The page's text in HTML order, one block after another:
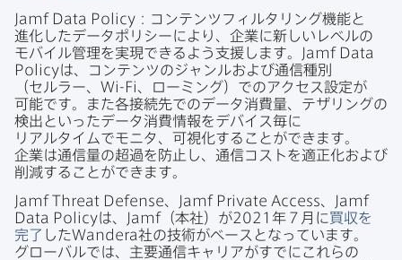
Jamf Data Policy ：コンテンツフィルタリング機能と​
進化した​データポリシーに​より、​企業に​新しい​レベルの​
モバイル管理を​実現できるよう​支援します。
Jamf Data
Policyは、​コンテンツの​ジャンルおよび​通信種別​
（セルラー、 Wi-Fi、​ローミング）での​アクセス設定が​
可能です。​また​各接続先での​データ消費量、​テザリングの​
検出と​いった​データ消費情報を​デバイス毎に​
リアルタイムで​モニタ、​可視化する​ことができます。​
企業は​通信量の​超過を​防止し、​通信コストを​適正化および​
削減する​ことができます。
Jamf Threat Defense、 Jamf Private Access、
Jamf
Data Policyは、 Jamf（本社）が2021 年７月に買収を​
完了 したWandera社の​技術が​ベースと​なっています。​
グローバルでは、​主要通信キャリアが​すでに​これらの​